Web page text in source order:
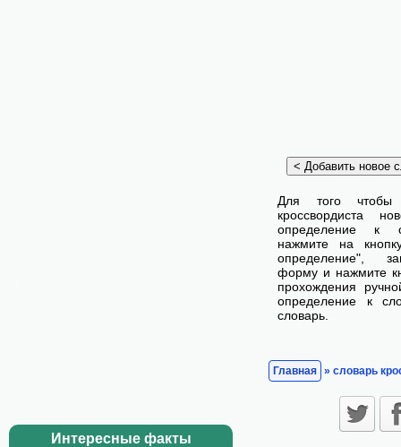
Интересные факты
Для того чтобы
кроссвордиста
определение к
нажмите на
определение",
форму и нажмите
прохождения
определение к
словарь.
Главная » словарь